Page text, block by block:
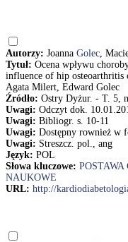
Autorzy: Joanna Golec,
Tytuł: Ocena wpływu
influence of hip osteoarthritis
Agata Milert, Edward Golec
Źródło: Ostry Dyżur. - T. 5,
Uwagi: Odczyt dok.
Uwagi: Bibliogr. s. 10-11
Uwagi: Dostępny rownież w
Uwagi: Streszcz. pol., ang
Język: POL
Słowa kluczowe:
NAUKOWE
URL: http://